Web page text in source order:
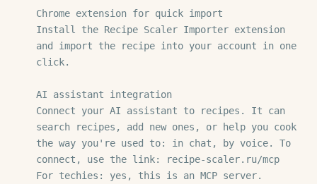
Chrome extension for quick import
Install the Recipe Scaler Importer extension
and import the recipe into your account in one
click.
AI assistant integration
Connect your AI assistant to recipes. It can
search recipes, add new ones, or help you cook
the way you're used to: in chat, by voice. To
connect, use the link: recipe-scaler.ru/mcp
For techies: yes, this is an MCP server.